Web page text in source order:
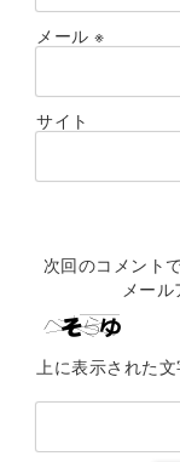
メール ※
サイト
次回のコメント
メー
上に表示された